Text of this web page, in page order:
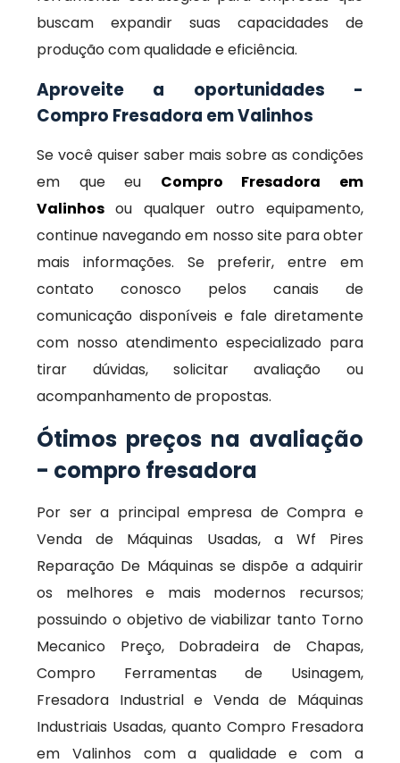
buscam expandir suas capacidades de
produção com qualidade e eficiência.
Aproveite a oportunidades -
Compro Fresadora em Valinhos
Se você quiser saber mais sobre as condições
em que eu Compro Fresadora em
Valinhos ou qualquer outro equipamento,
continue navegando em nosso site para obter
mais informações. Se preferir, entre em
contato conosco pelos canais de
comunicação disponíveis e fale diretamente
com nosso atendimento especializado para
tirar dúvidas, solicitar avaliação ou
acompanhamento de propostas.
Ótimos preços na avaliação
- compro fresadora
Por ser a principal empresa de Compra e
Venda de Máquinas Usadas, a Wf Pires
Reparação De Máquinas se dispõe a adquirir
os melhores e mais modernos recursos;
possuindo o objetivo de viabilizar tanto Torno
Mecanico Preço, Dobradeira de Chapas,
Compro Ferramentas de Usinagem,
Fresadora Industrial e Venda de Máquinas
Industriais Usadas, quanto Compro Fresadora
em Valinhos com a qualidade e com a